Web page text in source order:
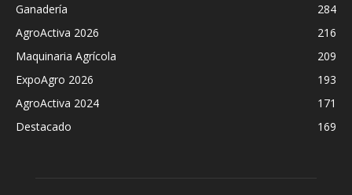
Ganadería
284
AgroActiva 2026
216
Maquinaria Agrícola
209
ExpoAgro 2026
193
AgroActiva 2024
171
Destacado
169